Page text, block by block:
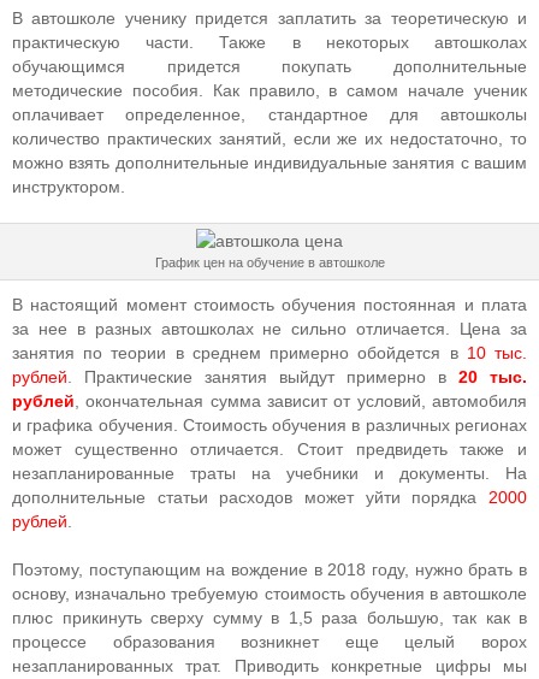
В автошколе ученику придется заплатить за теоретическую и
практическую части. Также в некоторых автошколах
обучающимся придется покупать дополнительные
методические пособия. Как правило, в самом начале ученик
оплачивает определенное, стандартное для автошколы
количество практических занятий, если же их недостаточно, то
можно взять дополнительные индивидуальные занятия с вашим
инструктором.
График цен на обучение в автошколе
В настоящий момент стоимость обучения постоянная и плата
за нее в разных автошколах не сильно отличается. Цена за
занятия по теории в среднем примерно обойдется в 10 тыс.
рублей . Практические занятия выйдут примерно в 20 тыс.
рублей , окончательная сумма зависит от условий, автомобиля
и графика обучения. Стоимость обучения в различных регионах
может существенно отличается. Стоит предвидеть также и
незапланированные траты на учебники и документы. На
дополнительные статьи расходов может уйти порядка 2000
рублей
Поэтому, поступающим на вождение в 2018 году, нужно брать в
основу, изначально требуемую стоимость обучения в автошколе
плюс прикинуть сверху сумму в 1,5 раза большую, так как в
процессе образования возникнет еще целый ворох
незапланированных трат. Приводить конкретные цифры мы